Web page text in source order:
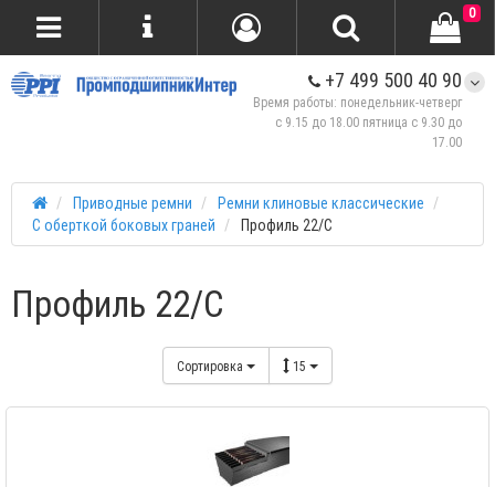
+7 499 500 40 90
Время работы: понедельник-четверг
с 9.15 до 18.00 пятница с 9.30 до
17.00
0
Приводные ремни
Ремни клиновые классические
С оберткой боковых граней
Профиль 22/C
Профиль 22/C
Сортировка 15